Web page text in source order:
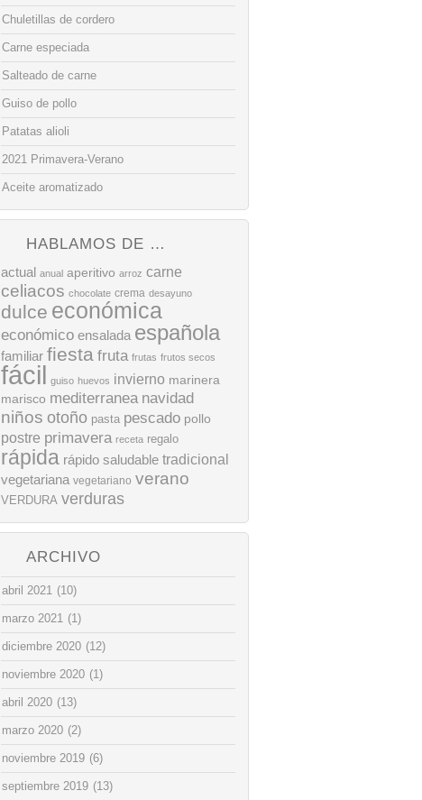
Chuletillas de cordero
Carne especiada
Salteado de carne
Guiso de pollo
Patatas alioli
2021 Primavera-Verano
Aceite aromatizado
HABLAMOS DE …
actual anual aperitivo arroz carne
celiacos chocolate crema desayuno
dulce económica
económico ensalada española
familiar fiesta fruta frutas frutos secos
fácil guiso huevos invierno marinera
marisco mediterranea navidad
niños otoño pasta pescado pollo
postre primavera receta regalo
rápida rápido saludable tradicional
vegetariana vegetariano verano
VERDURA verduras
ARCHIVO
abril 2021 (10)
marzo 2021 (1)
diciembre 2020 (12)
noviembre 2020 (1)
abril 2020 (13)
marzo 2020 (2)
noviembre 2019 (6)
septiembre 2019 (13)